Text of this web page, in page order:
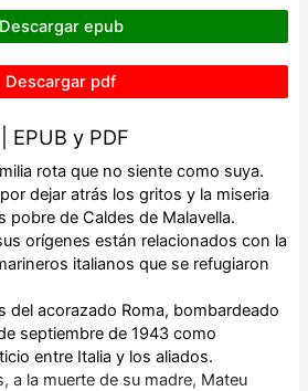
Descargar epub
Descargar pdf
EPUB y PDF
rota que no siente como suya.
dejar atrás los gritos y la miseria
pobre de Caldes de Malavella.
orígenes están relacionados con la
italianos que se refugiaron
del acorazado Roma, bombardeado
septiembre de 1943 como
entre Italia y los aliados.
a la muerte de su madre, Mateu